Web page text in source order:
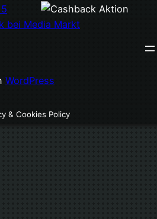
bei Media Markt
WordPress
& Cookies Policy